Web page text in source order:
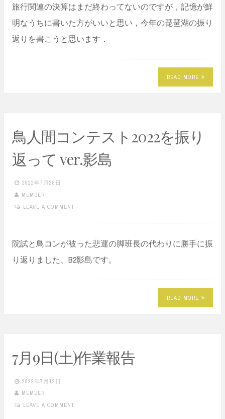
旅行関連の決算はまだ終わってないのですが，記憶が鮮
明なうちに書いた方がいいと思い，今年の琵琶湖の振り
返りを書こうと思います．
READ MORE
鳥人間コンテスト2022を振り
返って ver.影島
2022年7月28日
MEMBER
LEAVE A COMMENT
院試と鳥コンが被った悲運の脚班長の代わりに勝手に振
り返りました、B2影島です。
READ MORE
7月9日(土)作業報告
2022年7月12日
MEMBER
LEAVE A COMMENT